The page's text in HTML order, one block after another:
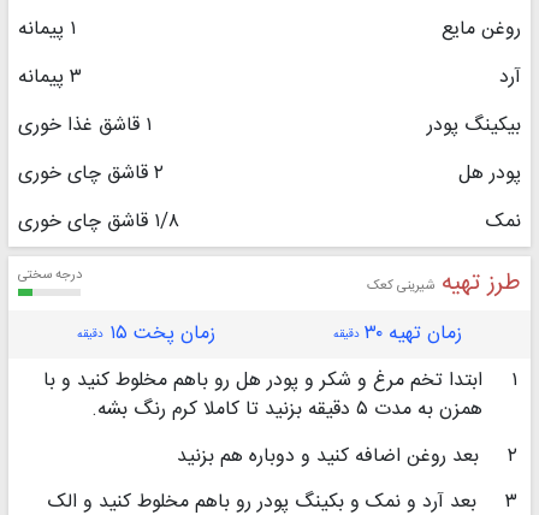
روغن مایع
۱ پیمانه
آرد
۳ پیمانه
بیکینگ پودر
۱ قاشق غذا خوری
پودر هل
۲ قاشق چای خوری
نمک
۱/۸ قاشق چای خوری
طرز تهیه شیرینی کعک درجه سختی
زمان تهیه ۳۰ دقیقه زمان پخت ۱۵ دقیقه
۱
ابتدا تخم مرغ و شکر و پودر هل رو باهم مخلوط کنید و با
همزن به مدت ۵ دقیقه بزنید تا کاملا کرم رنگ بشه.
۲
بعد روغن اضافه کنید و دوباره هم بزنید
۳
بعد آرد و نمک و بکینگ پودر رو باهم مخلوط کنید و الک